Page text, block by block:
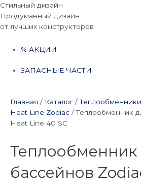
Стильный дизайн
Продуманный дизайн
от лучших конструкторов
% АКЦИИ
ЗАПАСНЫЕ ЧАСТИ
Главная / Каталог /
Heat Line Zodiac /Теплообменник
Heat Line 40 SC
Теплообменник
бассейнов